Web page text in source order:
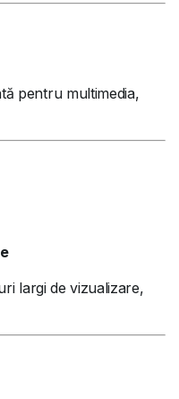
pentru multimedia,
largi de vizualizare,